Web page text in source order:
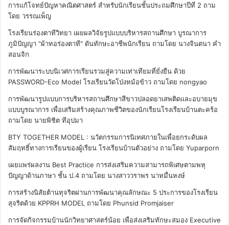
การแก้โจทย์ปัญหาคณิตศาสตร์ สำหรับนักเรียนชั้นประถมศึกษาปีที่ 2 ถาม
โดย วรรณเพ็ญ
โรงเรียนร่องตาทีวิทยา เผยผลวิจัยรูปแบบบริหารสถานศึกษา บูรณาการ
ภูมิปัญญา "ผ้าทอร่องตาที" ดันทักษะอาชีพนักเรียน ถามโดย นางจินตนา คำ
สอนจิก
การพัฒนาระบบนิเวศการเรียนรวมสู่ความเท่าเทียมที่ยั่งยืน ด้วย
PASSWORD-Eco Model โรงเรียนวัดโป่งหม้อข้าว ถามโดย nongyao
การพัฒนารูปแบบการบริหารสถานศึกษาสีขาวปลอดยาเสพติดและอบายมุข
แบบบูรณาการ เพื่อเสริมสร้างคุณภาพชีวิตของนักเรียนโรงเรียนบ้านตะคร้อ
ถามโดย นายพิชิต ทีอุปมา
BTY TOGETHER MODEL : นวัตกรรมการนิเทศภายในเพื่อยกระดับผล
สัมฤทธิ์ทางการเรียนของผู้เรียน โรงเรียนบ้านตัวอย่าง ถามโดย Yuparporn
เผยแพร่ผลงาน Best Practice การส่งเสริมความสามารถพิเศษตามพหุ
ปัญญาด้านภาษา ชั้น ป.4 ถามโดย นางสาววราพร นาหมื่นหงษ์
การสร้างนิสัยต้านทุจริตผ่านการพัฒนาคุณลักษณะ 5 ประการของโรงเรียน
สุจริตด้วย KPPRH MODEL ถามโดย Phunsid Promjaiser
การจัดกิจกรรมบ้านนักวิทยาศาสตร์น้อย เพื่อส่งเสริมทักษะสมอง Executive